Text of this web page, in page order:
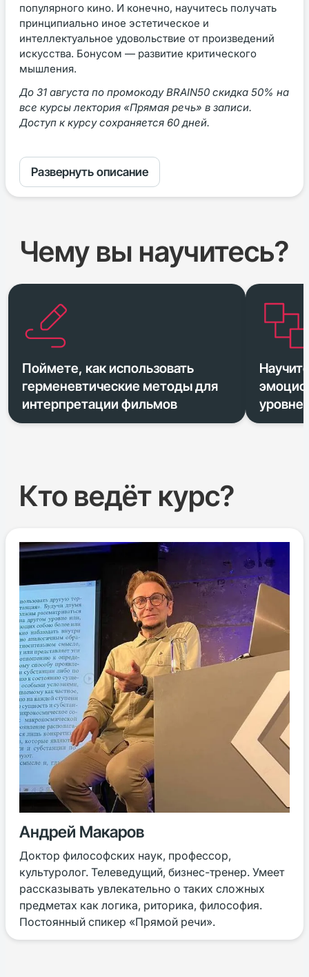
популярного кино. И конечно, научитесь получать
принципиально иное эстетическое и
интеллектуальное удовольствие от произведений
искусства. Бонусом — развитие критического
мышления.
До 31 августа по промокоду BRAIN50 скидка 50% на
все курсы лектория «Прямая речь» в записи.
Доступ к курсу сохраняется 60 дней.
Развернуть описание
Чему вы научитесь?
Поймете, как использовать
герменевтические методы для
интерпретации фильмов
уровне
Кто ведёт курс?
Андрей Макаров
Доктор философских наук, профессор,
культуролог. Телеведущий, бизнес-тренер. Умеет
рассказывать увлекательно о таких сложных
предметах как логика, риторика, философия.
Постоянный спикер «Прямой речи».